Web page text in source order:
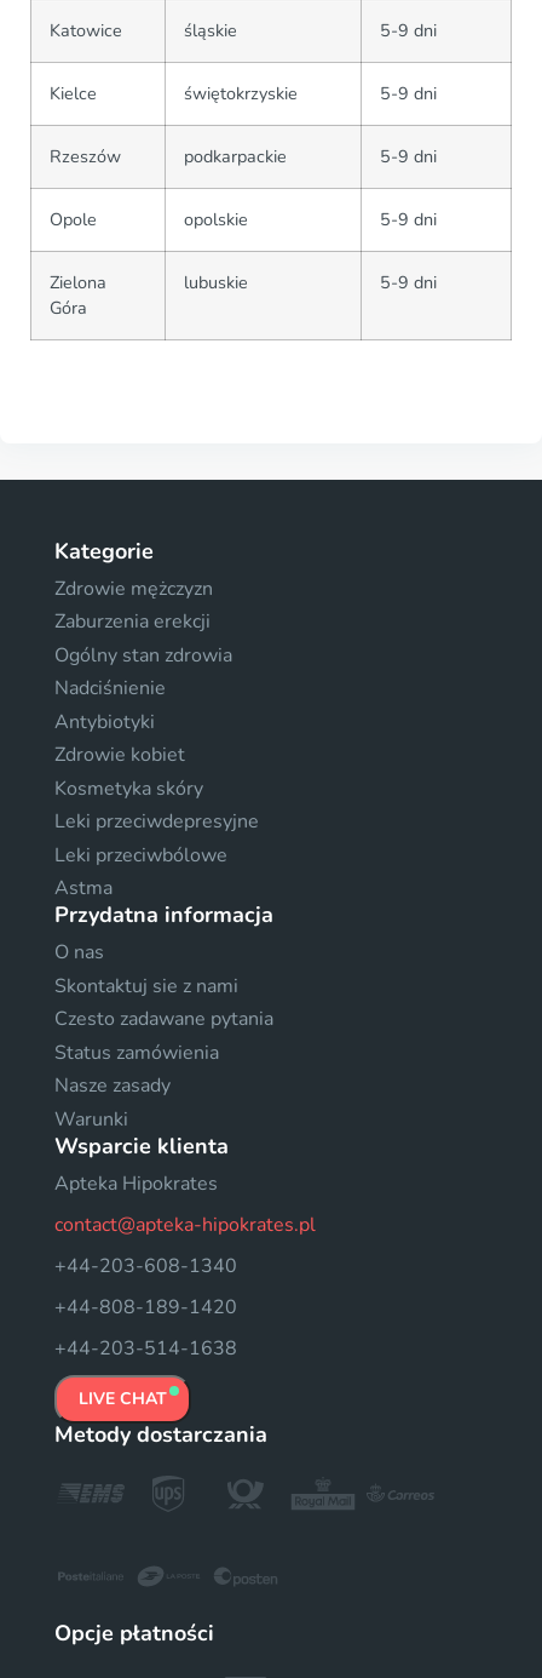
Katowice śląskie 5-9 dni
Kielce świętokrzyskie 5-9 dni
Rzeszów podkarpackie 5-9 dni
Opole opolskie 5-9 dni
Zielona
Góra
lubuskie 5-9 dni
Kategorie
Zdrowie mężczyzn
Zaburzenia erekcji
Ogólny stan zdrowia
Nadciśnienie
Antybiotyki
Zdrowie kobiet
Kosmetyka skóry
Leki przeciwdepresyjne
Leki przeciwbólowe
Astma
Przydatna informacja
O nas
Skontaktuj sie z nami
Czesto zadawane pytania
Status zamówienia
Nasze zasady
Warunki
Wsparcie klienta
Apteka Hipokrates
contact@apteka-hipokrates.pl
+44-203-608-1340
+44-808-189-1420
+44-203-514-1638
LIVE CHAT
Metody dostarczania
Opcje płatności